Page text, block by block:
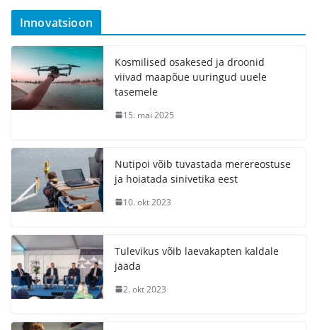
Innovatsioon
Kosmilised osakesed ja droonid
viivad maapõue uuringud uuele
tasemele
15. mai 2025
Nutipoi võib tuvastada merereostuse
ja hoiatada sinivetika eest
10. okt 2023
Tulevikus võib laevakapten kaldale
jääda
2. okt 2023